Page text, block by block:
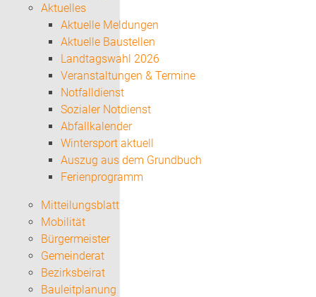
Aktuelles
Aktuelle Meldungen
Aktuelle Baustellen
Landtagswahl 2026
Veranstaltungen & Termine
Notfalldienst
Sozialer Notdienst
Abfallkalender
Wintersport aktuell
Auszug aus dem Grundbuch
Ferienprogramm
Mitteilungsblatt
Mobilität
Bürgermeister
Gemeinderat
Bezirksbeirat
Bauleitplanung